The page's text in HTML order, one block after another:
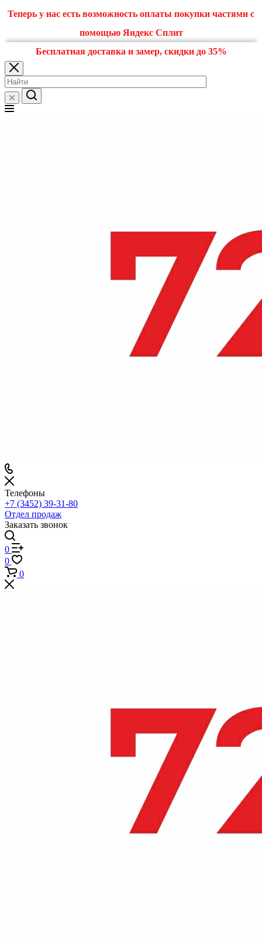
Теперь у нас есть возможность оплаты покупки частями с
помощью Яндекс Сплит
Бесплатная доставка и замер, скидки до 35%
Телефоны
+7 (3452) 39-31-80
Отдел продаж
Заказать звонок
0
0
0